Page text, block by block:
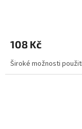
108 Kč
Široké možnosti